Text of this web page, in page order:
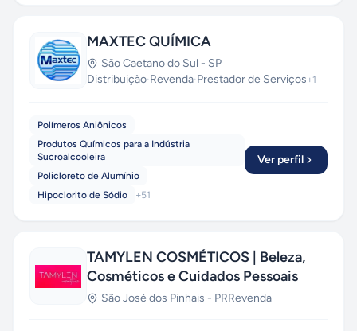
MAXTEC QUÍMICA
São Caetano do Sul - SP
Distribuição·Revenda·Prestador de Serviços+1
Polímeros Aniônicos
Produtos Químicos para a Indústria
Sucroalcooleira
Policloreto de Alumínio
Hipoclorito de Sódio
+51
Ver perfil
TAMYLEN COSMÉTICOS | Beleza,
Cosméticos e Cuidados Pessoais
São José dos Pinhais - PRRevenda